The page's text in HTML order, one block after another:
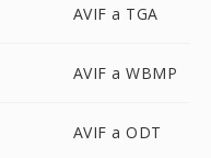
AVIF a TGA
AVIF a WBMP
AVIF a ODT